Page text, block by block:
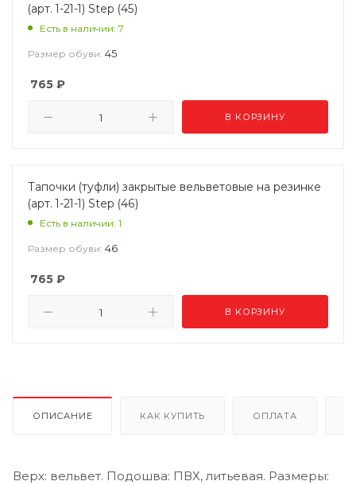
(арт. 1-21-1) Step (45)
Есть в наличии: 7
Размер обуви: 45
765 ₽
В КОРЗИНУ
Тапочки (туфли) закрытые вельветовые на резинке
(арт. 1-21-1) Step (46)
Есть в наличии: 1
Размер обуви: 46
765 ₽
В КОРЗИНУ
ОПИСАНИЕ КАК КУПИТЬ ОПЛАТА
Верх: вельвет. Подошва: ПВХ, литьевая. Размеры: